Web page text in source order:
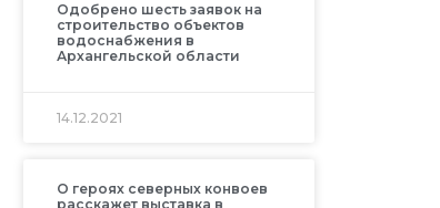
Одобрено шесть заявок на
строительство объектов
водоснабжения в
Архангельской области
14.12.2021
О героях северных конвоев
расскажет выставка в